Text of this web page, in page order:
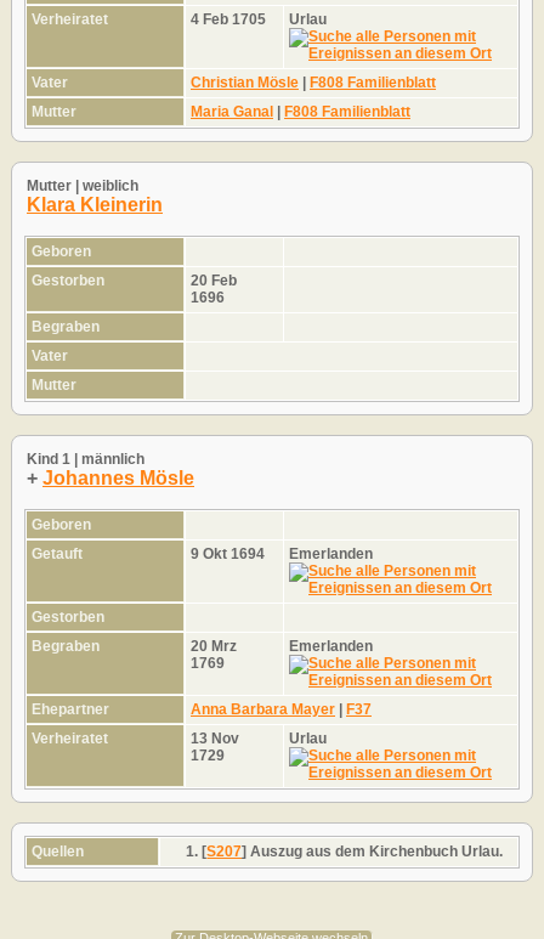
Verheiratet
4 Feb 1705 Urlau
Vater Christian Mösle | F808 Familienblatt
Mutter
Maria Ganal | F808 Familienblatt
Mutter | weiblich
Klara Kleinerin
Geboren
Gestorben
20 Feb
1696
Begraben
Vater
Mutter
Kind 1 | männlich
+ Johannes Mösle
Geboren
Getauft
9 Okt 1694 Emerlanden
Gestorben
Begraben
20 Mrz
1769
Emerlanden
Ehepartner Anna Barbara Mayer | F37
Verheiratet
13 Nov
1729
Urlau
Quellen [S207] Auszug aus dem Kirchenbuch Urlau.